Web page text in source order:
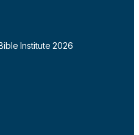
Institute 2026